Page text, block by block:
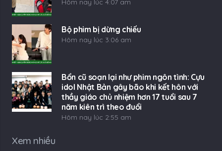
Hôm nay lúc 4:07 am
Bộ phim bị dừng chiếu
Hôm nay lúc 3:06 am
Bổn cũ soạn lại như phim ngôn tình: Cựu
idol Nhật Bản gây bão khi kết hôn với
thầy giáo chủ nhiệm hơn 17 tuổi sau 7
năm kiên trì theo đuổi
Hôm nay lúc 2:55 am
Xem nhiều